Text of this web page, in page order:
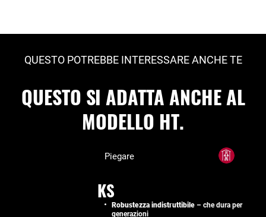
QUESTO POTREBBE INTERESSARE ANCHE TE
QUESTO SI ADATTA ANCHE AL
MODELLO HT.
Piegare
KS
Robustezza indistruttibile – che dura per
generazioni